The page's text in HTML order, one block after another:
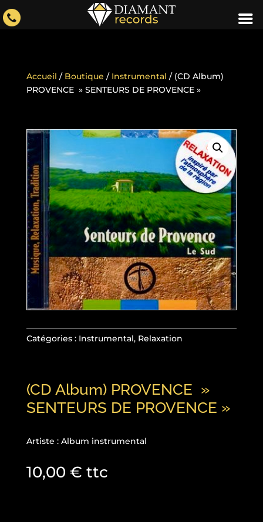
Accueil / Boutique / Instrumental / (CD Album)
PROVENCE » SENTEURS DE PROVENCE »
Catégories : Instrumental, Relaxation
(CD Album) PROVENCE »
SENTEURS DE PROVENCE »
Artiste : Album instrumental
10,00 € ttc